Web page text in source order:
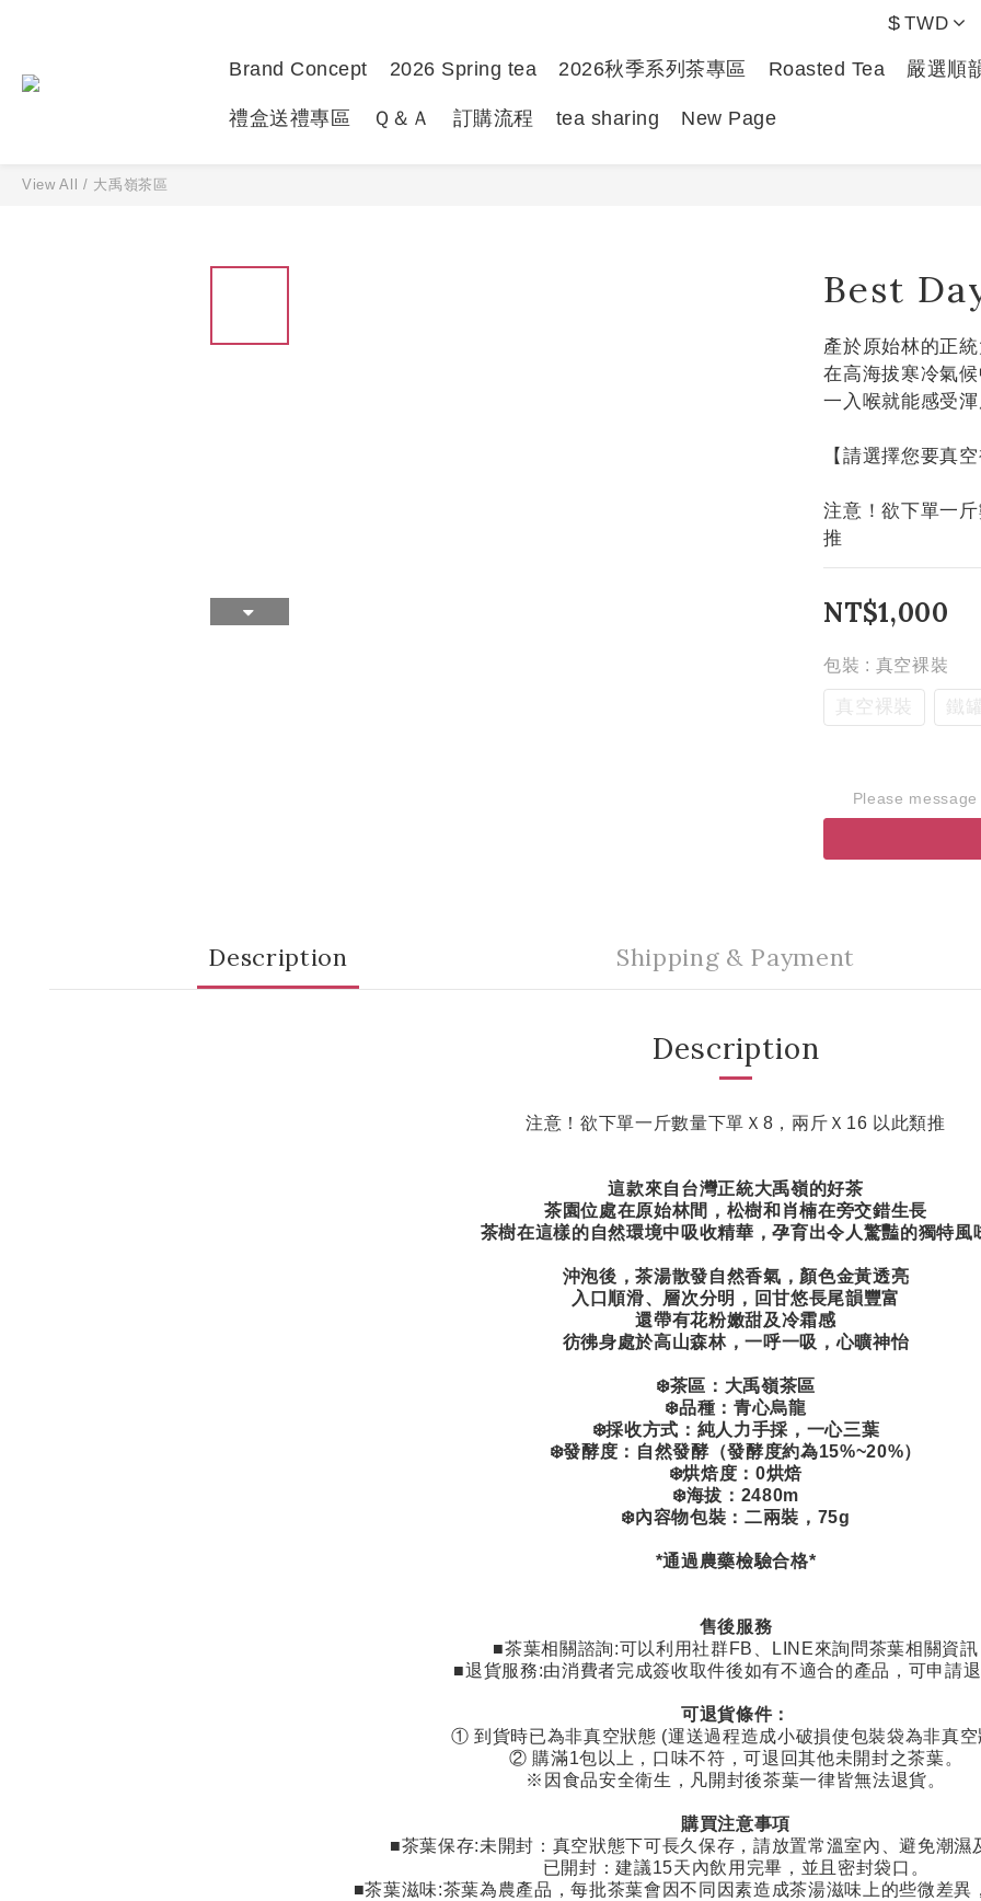
$ TWD
Brand Concept 2026 Spring tea 2026秋季系列茶專區 Roasted Tea 嚴選順
禮盒送禮專區 Ｑ＆Ａ 訂購流程 tea sharing New Page
View All / 大禹嶺茶區
Best
產於原始林的正
在高海拔寒冷氣
一入喉就能感受
【請選擇您要真
注意！欲下單一
推
NT$1,000
包裝 : 真空裸裝
真空裸裝 鐵
Please
Description Shipping & Payment
Description
注意！欲下單一斤數量下單Ｘ8，兩斤Ｘ16 以此類推
這款來自台灣正統大禹嶺的好茶
茶園位處在原始林間，松樹和肖楠在旁交錯生長
茶樹在這樣的自然環境中吸收精華，孕育出令人驚豔的獨特風
沖泡後，茶湯散發自然香氣，顏色金黃透亮
入口順滑、層次分明，回甘悠長尾韻豐富
還帶有花粉嫩甜及冷霜感
彷彿身處於高山森林，一呼一吸，心曠神怡
❄️茶區：大禹嶺茶區
❄️品種：青心烏龍
❄️採收方式：純人力手採，一心三葉
❄️發酵度：自然發酵（發酵度約為15%~20%）
❄️烘焙度：0烘焙
❄️海拔：2480m
❄️內容物包裝：二兩裝，75g
*通過農藥檢驗合格*
售後服務
■茶葉相關諮詢:可以利用社群FB LINE來詢問茶葉相關資訊
■退貨服務:由消費者完成簽收取件後如有不適合的產品，可申請
可退貨條件：
① 到貨時已為非真空狀態 (運送過程造成小破損使包裝袋為非真
② 購滿1包以上，口味不符，可退回其他未開封之茶葉。
※因食品安全衛生，凡開封後茶葉一律皆無法退貨。
購買注意事項
■茶葉保存:未開封：真空狀態下可長久保存，請放置常溫室內、避免潮濕
已開封：建議15天內飲用完畢，並且密封袋口。
■茶葉滋味:茶葉為農產品，每批茶葉會因不同因素造成茶湯滋味上的些微差異